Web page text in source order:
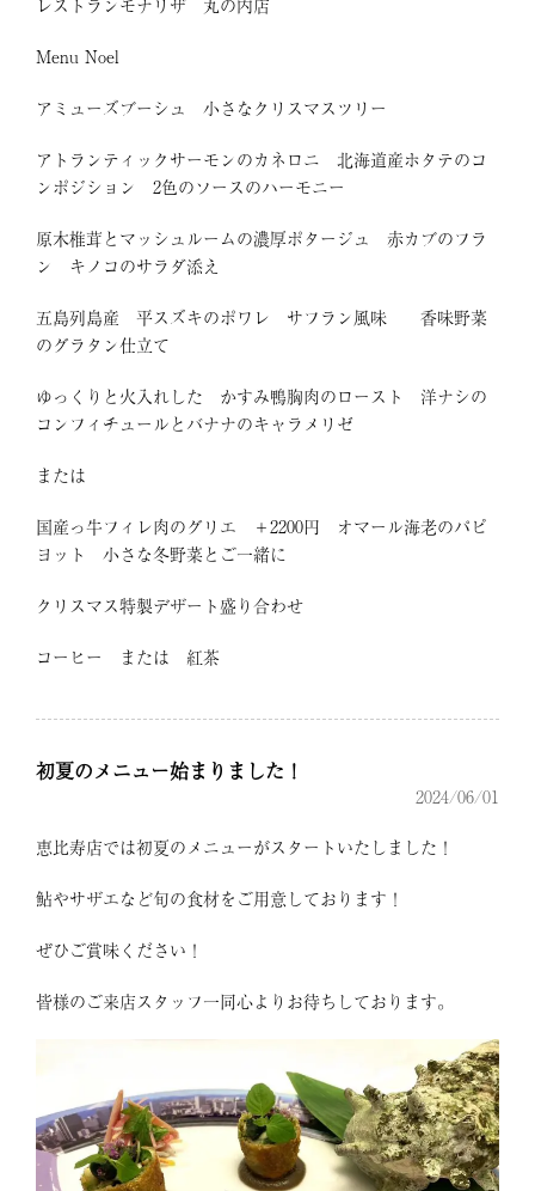
Menu Noel
アミューズブーシュ 小さなクリスマスツリー
アトランティックサーモンのカネロニ 北海道産ホタテのコ
ンポジション 2色のソースのハーモニー
原木椎茸とマッシュルームの濃厚ポタージュ 赤カブのフラ
ン キノコのサラダ添え
五島列島産 平スズキのポワレ サフラン風味 香味野菜
のグラタン仕立て
ゆっくりと火入れした かすみ鴨胸肉のロースト 洋ナシの
コンフィチュールとバナナのキャラメリゼ
または
国産っ牛フィレ肉のグリエ ＋2200円 オマール海老のパピ
ヨット 小さな冬野菜とご一緒に
クリスマス特製デザート盛り合わせ
コーヒー または 紅茶
初夏のメニュー始まりました！
2024/06/01
恵比寿店では初夏のメニューがスタートいたしました！
鮎やサザエなど旬の食材をご用意しております！
ぜひご賞味ください！
皆様のご来店スタッフ一同心よりお待ちしております。